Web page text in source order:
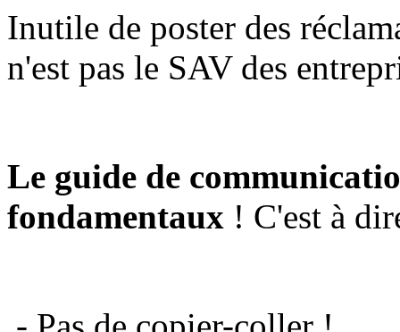
Inutile de poster des
n'est pas le SAV des
Le guide de
fondamentaux ! C'est à